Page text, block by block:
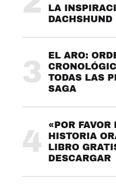
LA
DACHSHUND
3
EL ARO:
TODAS LAS
SAGA
4
«POR
HISTORIA
LIBRO
DESCARGAR